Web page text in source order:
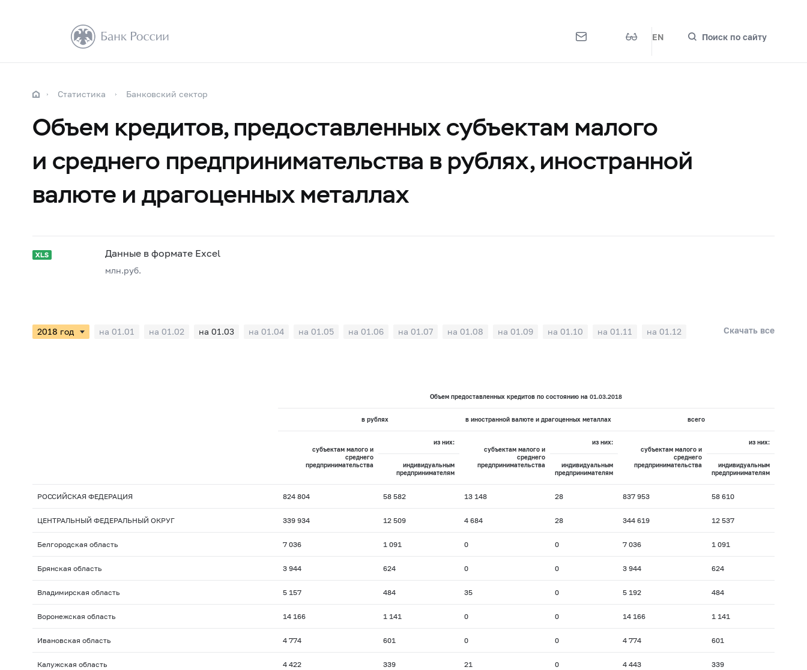
EN Поиск по сайту
Статистика Банковский сектор
Объем кредитов, предоставленных субъектам малого
и среднего предпринимательства в рублях, иностранной
валюте и драгоценных металлах
Данные в формате Excel
млн.руб.
на 01.01 на 01.02 на 01.03 на 01.04 на 01.05 на 01.06 на 01.07 на 01.08 на 01.09 на 01.10 на 01.11 на 01.12 Скачать все
Объем предоставленных кредитов по состоянию на 01.03.2018
в рублях в иностранной валюте и драгоценных металлах всего
субъектам малого и
среднего
предпринимательства
из них:
субъектам малого и
среднего
предпринимательства
из них:
субъектам малого и
среднего
предпринимательства
из них:
индивидуальным
предпринимателям
индивидуальным
предпринимателям
индивидуальным
предпринимателям
РОССИЙСКАЯ ФЕДЕРАЦИЯ 824 804 58 582 13 148 28 837 953 58 610
ЦЕНТРАЛЬНЫЙ ФЕДЕРАЛЬНЫЙ ОКРУГ 339 934 12 509 4 684 28 344 619 12 537
Белгородская область 7 036 1 091 0 0 7 036 1 091
Брянская область 3 944 624 0 0 3 944 624
Владимирская область 5 157 484 35 0 5 192 484
Воронежская область 14 166 1 141 0 0 14 166 1 141
Ивановская область 4 774 601 0 0 4 774 601
Калужская область 4 422 339 21 0 4 443 339